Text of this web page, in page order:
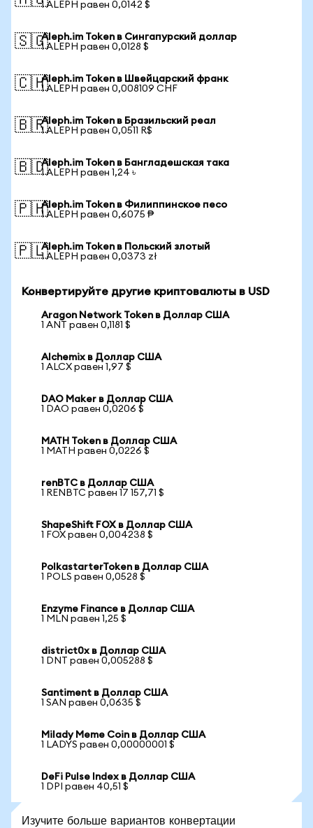
1 ALEPH равен 0,0142 $
🇸🇬Aleph.im Token в Сингапурский доллар
1 ALEPH равен 0,0128 $
🇨🇭Aleph.im Token в Швейцарский франк
1 ALEPH равен 0,008109 CHF
🇧🇷Aleph.im Token в Бразильский реал
1 ALEPH равен 0,0511 R$
🇧🇩Aleph.im Token в Бангладешская така
1 ALEPH равен 1,24 ৳
🇵🇭Aleph.im Token в Филиппинское песо
1 ALEPH равен 0,6075 ₱
🇵🇱Aleph.im Token в Польский злотый
1 ALEPH равен 0,0373 zł
Конвертируйте другие криптовалюты в USD
Aragon Network Token в Доллар США
1 ANT равен 0,1181 $
Alchemix в Доллар США
1 ALCX равен 1,97 $
DAO Maker в Доллар США
1 DAO равен 0,0206 $
MATH Token в Доллар США
1 MATH равен 0,0226 $
renBTC в Доллар США
1 RENBTC равен 17 157,71 $
ShapeShift FOX в Доллар США
1 FOX равен 0,004238 $
PolkastarterToken в Доллар США
1 POLS равен 0,0528 $
Enzyme Finance в Доллар США
1 MLN равен 1,25 $
district0x в Доллар США
1 DNT равен 0,005288 $
Santiment в Доллар США
1 SAN равен 0,0635 $
Milady Meme Coin в Доллар США
1 LADYS равен 0,00000001 $
DeFi Pulse Index в Доллар США
1 DPI равен 40,51 $
Изучите больше вариантов конвертации